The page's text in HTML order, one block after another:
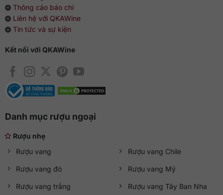
Thông cáo báo chí
Liên hệ với QKAWine
Tin tức và sự kiện
Kết nối với QKAWine
Danh mục rượu ngoại
Rượu nhẹ
Rượu vang
Rượu vang đỏ
Rượu vang trắng
Rượu vang Chile
Rượu vang Mỹ
Rượu vang Tây Ban Nha